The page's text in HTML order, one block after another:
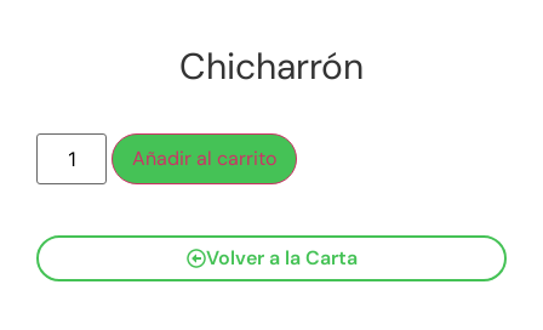
Chicharrón
Añadir al carrito
Volver a la Carta